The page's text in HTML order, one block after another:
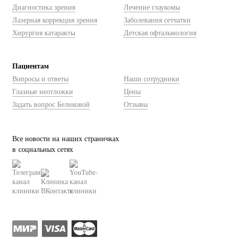
Диагностика зрения
Лазерная коррекция зрения
Хирургия катаракты
Лечение глаукомы
Заболевания сетчатки
Детская офтальмология
Пациентам
Вопросы и ответы
Глазные неотложки
Задать вопрос Беликовой
Наши сотрудники
Цены
Отзывы
Все новости на наших страничках
в социальных сетях